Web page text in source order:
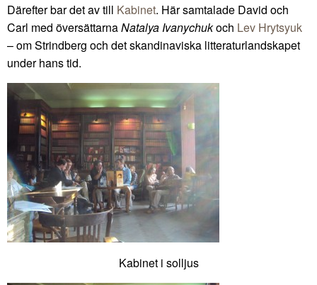
Därefter bar det av till Kabinet. Här samtalade David och
Carl med översättarnaNatalya Ivanychukoch Lev Hrytsyuk
– om Strindberg och det skandinaviska litteraturlandskapet
under hans tid.
Kabinet i solljus